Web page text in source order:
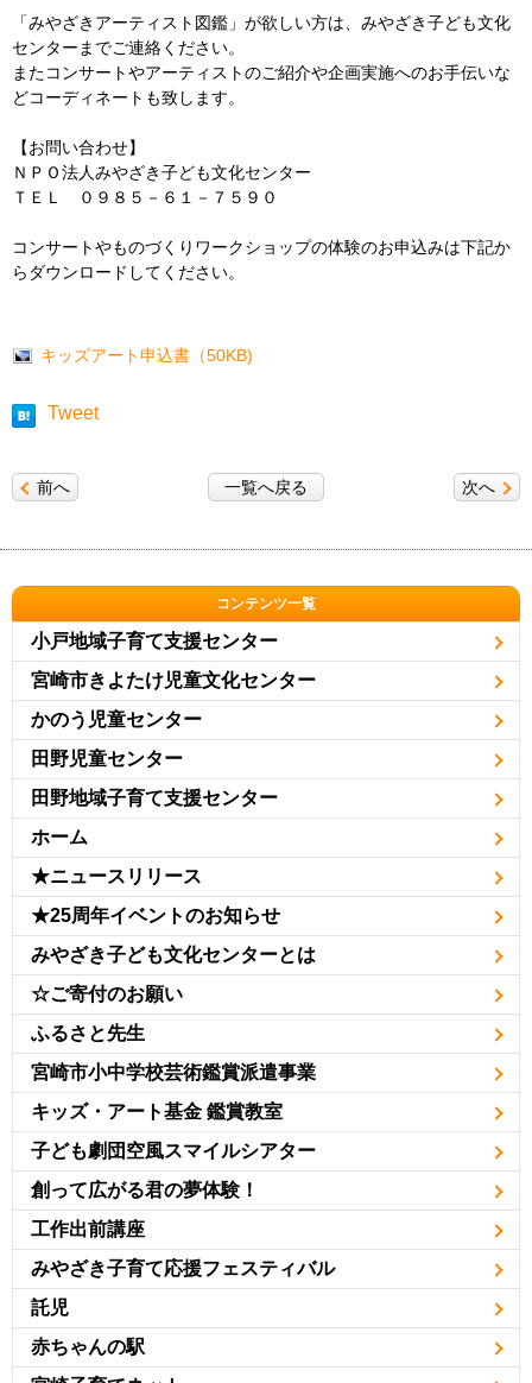
「みやざきアーティスト図鑑」が欲しい方は、みやざき子ども文化
センターまでご連絡ください。
またコンサートやアーティストのご紹介や企画実施へのお手伝いな
どコーディネートも致します。
【お問い合わせ】
ＮＰＯ法人みやざき子ども文化センター
ＴＥＬ ０９８５－６１－７５９０
コンサートやものづくりワークショップの体験のお申込みは下記か
らダウンロードしてください。
キッズアート申込書（50KB)
Tweet
次へ
前へ 一覧へ戻る
コンテンツ一覧
小戸地域子育て支援センター
宮崎市きよたけ児童文化センター
かのう児童センター
田野児童センター
田野地域子育て支援センター
ホーム
★ニュースリリース
★25周年イベントのお知らせ
みやざき子ども文化センターとは
☆ご寄付のお願い
ふるさと先生
宮崎市小中学校芸術鑑賞派遣事業
キッズ・アート基金 鑑賞教室
子ども劇団空風スマイルシアター
創って広がる君の夢体験！
工作出前講座
みやざき子育て応援フェスティバル
託児
赤ちゃんの駅